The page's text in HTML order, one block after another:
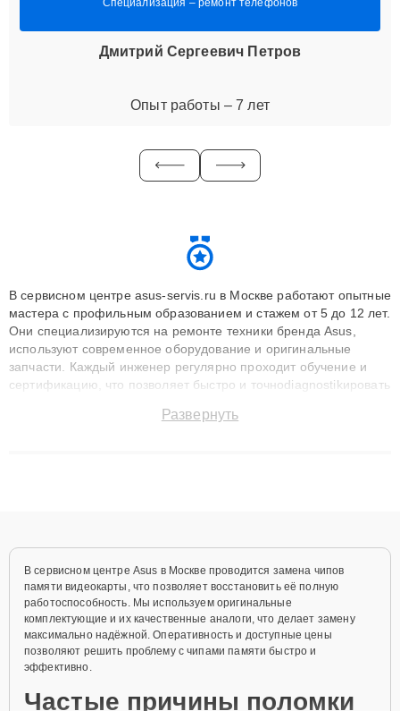
Дмитрий Сергеевич Петров
Опыт работы – 7 лет
В сервисном центре asus-servis.ru в Москве работают опытные
мастера с профильным образованием и стажем от 5 до 12 лет.
Они специализируются на ремонте техники бренда Asus,
используют современное оборудование и оригинальные
запчасти. Каждый инженер регулярно проходит обучение и
сертификацию, что позволяет быстро и точноdiagnostikировать
до 3 лет. Наши мастера решают сложные случаи: от замены
Развернуть
В сервисном центре Asus в Москве проводится замена чипов
памяти видеокарты, что позволяет восстановить её полную
работоспособность. Мы используем оригинальные
комплектующие и их качественные аналоги, что делает замену
максимально надёжной. Оперативность и доступные цены
позволяют решить проблему с чипами памяти быстро и
эффективно.
Частые причины поломки